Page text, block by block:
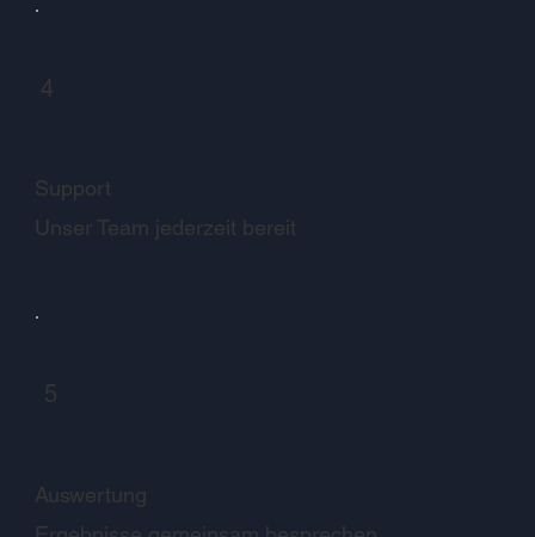
5
Auswertung
4
Support
Unser Team jederzeit bereit